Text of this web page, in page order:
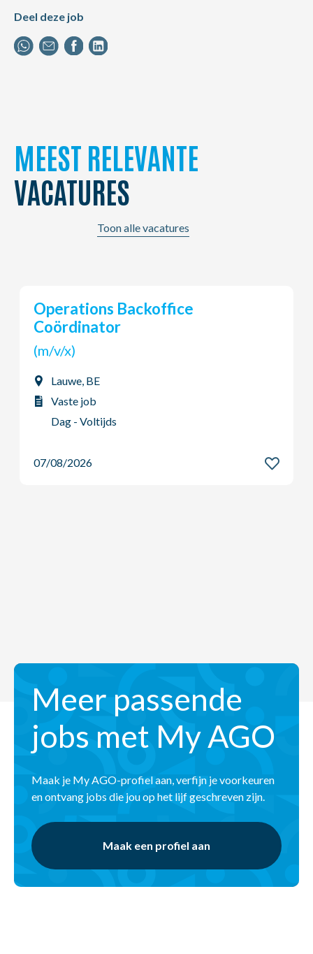
Deel deze job
MEEST RELEVANTE
VACATURES
Toon alle vacatures
Young Potential Planner
Meer passende
jobs met My AGO
Maak je My AGO-profiel aan, verfijn je voorkeuren
en ontvang jobs die jou op het lijf geschreven zijn.
Maak een profiel aan